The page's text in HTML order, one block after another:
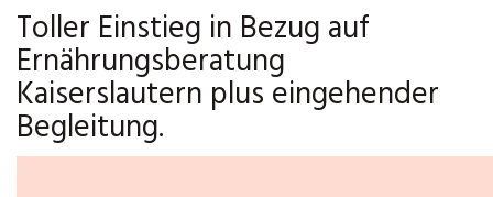
Toller Einstieg in Bezug auf
Ernährungsberatung
Kaiserslautern plus eingehender
Begleitung.